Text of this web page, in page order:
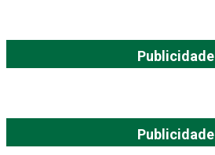
Publicidade
Publicidade